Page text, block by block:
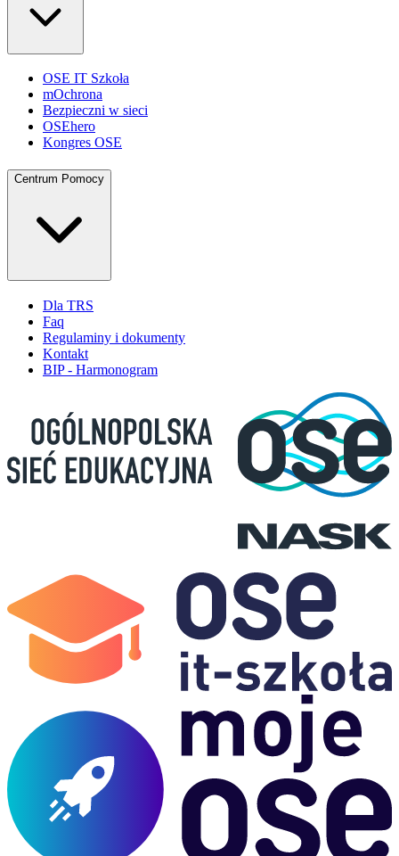
OSE IT Szkoła
mOchrona
Bezpieczni w sieci
OSEhero
Kongres OSE
Centrum Pomocy
Dla TRS
Faq
Regulaminy i dokumenty
Kontakt
BIP - Harmonogram